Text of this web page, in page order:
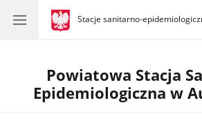
gov.pl
Stacje sanitarno-
gov.pl
Stacje
Powiatowa Stacja
Epidemiologiczna w